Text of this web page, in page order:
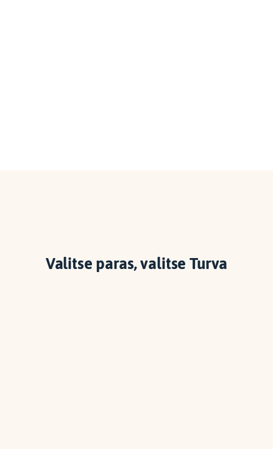
Valitse paras, valitse Turva